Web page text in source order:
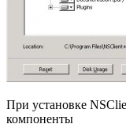
При установке
компоненты